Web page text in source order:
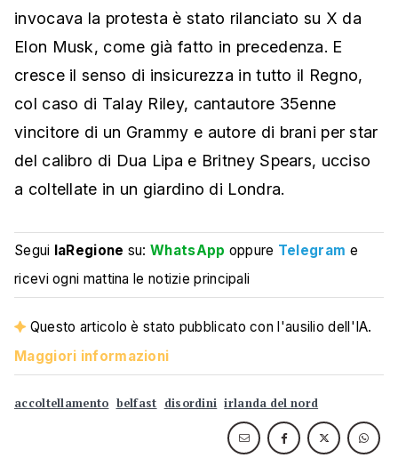
invocava la protesta è stato rilanciato su X da
Elon Musk, come già fatto in precedenza. E
cresce il senso di insicurezza in tutto il Regno,
col caso di Talay Riley, cantautore 35enne
vincitore di un Grammy e autore di brani per star
del calibro di Dua Lipa e Britney Spears, ucciso
a coltellate in un giardino di Londra.
Segui laRegione su:WhatsApp oppure Telegram e
ricevi ogni mattina le notizie principali
Questo articolo è stato pubblicato con l'ausilio dell'IA.
Maggiori informazioni
accoltellamento belfast disordini irlanda del nord